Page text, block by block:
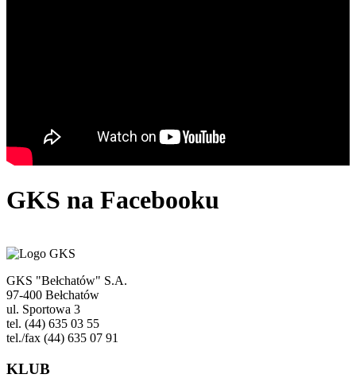
GKS na Facebooku
GKS "Bełchatów" S.A.
97-400 Bełchatów
ul. Sportowa 3
tel. (44) 635 03 55
tel./fax (44) 635 07 91
KLUB